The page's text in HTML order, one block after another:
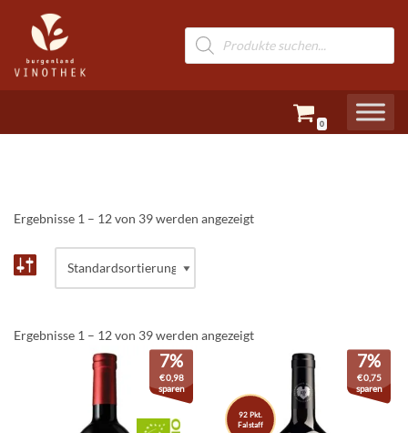
Zum
Inhalt
springen
0
Ergebnisse 1 – 12 von 39 werden angezeigt
Ergebnisse 1 – 12 von 39 werden angezeigt
7%
€0,98
sparen
92 Pkt.
Falstaff
7%
€0,75
sparen